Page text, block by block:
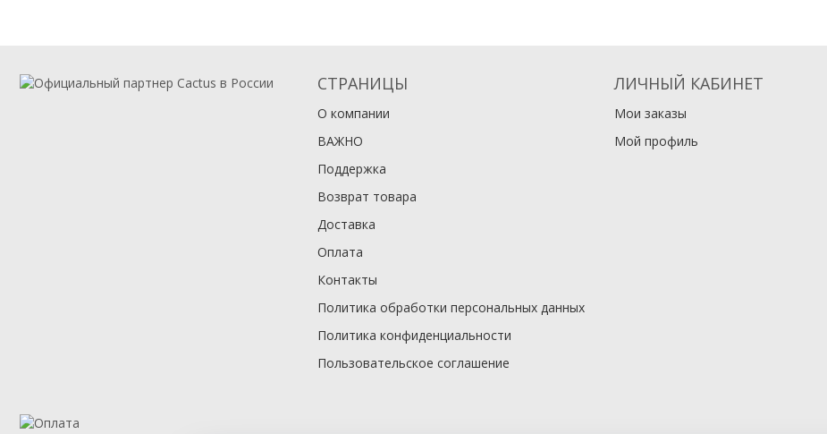
СТРАНИЦЫ
О компании
ВАЖНО
Поддержка
Возврат товара
Доставка
Оплата
Контакты
Политика обработки персональных данных
Политика конфиденциальности
Пользовательское соглашение
ЛИЧНЫЙ КАБИНЕТ
Мои заказы
Мой профиль